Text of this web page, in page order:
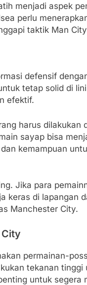
menjadi aspek
perlu
taktik Man
defensif
tetap solid di
efektif.
harus dilakukan
sayap bisa
kemampuan
Jika para
keras di lapangan
Manchester City.
City
permainan-
tekanan
untuk